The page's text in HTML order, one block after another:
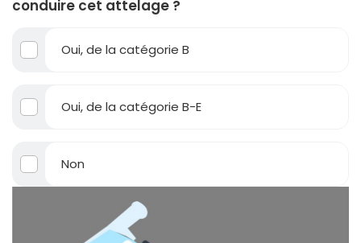
conduire cet attelage ?
Oui, de la catégorie B
Oui, de la catégorie B-E
Non